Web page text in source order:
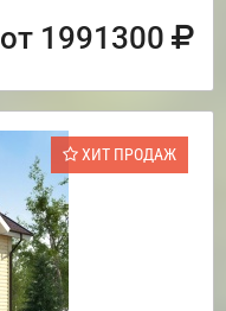
от 1991300
ХИТ ПРОДАЖ